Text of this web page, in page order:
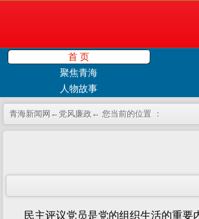
首 页
聚焦青海
人物故事
青海新闻网← ← 您当前的位置 ：
党风廉政
民主评议党员是党的组织生活的重要内